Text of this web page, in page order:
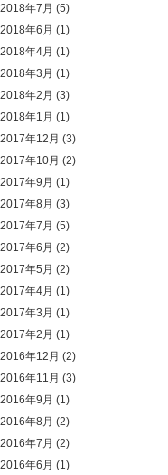
2018年7月 (5)
2018年6月 (1)
2018年4月 (1)
2018年3月 (1)
2018年2月 (3)
2018年1月 (1)
2017年12月 (3)
2017年10月 (2)
2017年9月 (1)
2017年8月 (3)
2017年7月 (5)
2017年6月 (2)
2017年5月 (2)
2017年4月 (1)
2017年3月 (1)
2017年2月 (1)
2016年12月 (2)
2016年11月 (3)
2016年9月 (1)
2016年8月 (2)
2016年7月 (2)
2016年6月 (1)